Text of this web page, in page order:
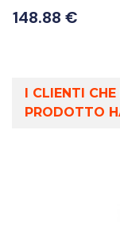
148.88 €
I CLIENTI
PRODOTTO